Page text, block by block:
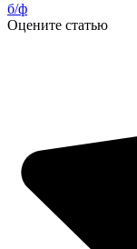
б/ф
Оцените статью